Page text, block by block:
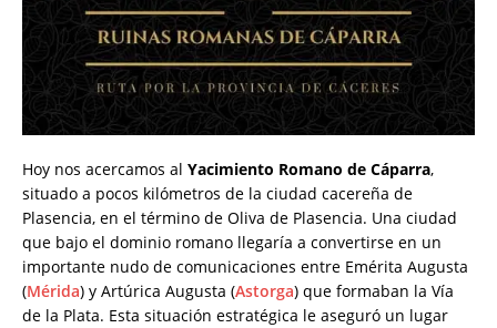
Hoy nos acercamos al Yacimiento Romano de Cáparra,
situado a pocos kilómetros de la ciudad cacereña de
Plasencia, en el término de Oliva de Plasencia. Una ciudad
que bajo el dominio romano llegaría a convertirse en un
importante nudo de comunicaciones entre Emérita Augusta
(Mérida) y Artúrica Augusta (Astorga) que formaban la Vía
de la Plata. Esta situación estratégica le aseguró un lugar